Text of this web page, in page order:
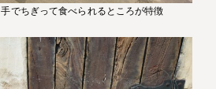
でちぎって食べられるところが特徴